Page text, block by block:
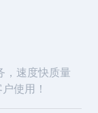
，速度快质量
使用！